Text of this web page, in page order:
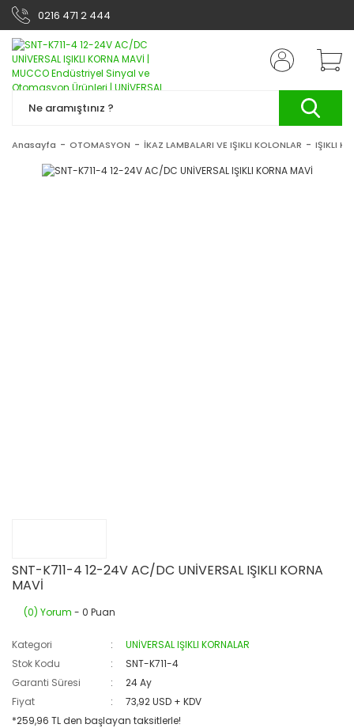
0216 471 2 444
Anasayfa OTOMASYON İKAZ LAMBALARI VE IŞIKLI KOLONLAR IŞIKLI
SNT-K711-4 12-24V AC/DC UNİVERSAL IŞIKLI KORNA
MAVİ
(0) Yorum - 0 Puan
Kategori
UNİVERSAL IŞIKLI KORNALAR
Stok Kodu
SNT-K711-4
Garanti Süresi
24 Ay
Fiyat
73,92 USD + KDV
*259,96 TL den başlayan taksitlerle!